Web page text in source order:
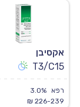
אקסיבן
T3/C15
רפא
3.0%
226-239 ₪